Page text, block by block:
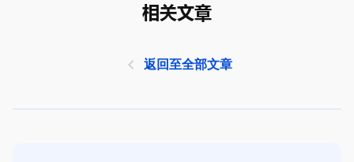
相关文章
返回至全部文章